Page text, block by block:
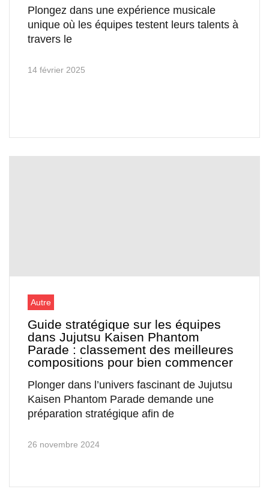
Plongez dans une expérience musicale
unique où les équipes testent leurs talents à
travers le
14 février 2025
Autre
Guide stratégique sur les équipes
dans Jujutsu Kaisen Phantom
Parade : classement des meilleures
compositions pour bien commencer
Plonger dans l’univers fascinant de Jujutsu
Kaisen Phantom Parade demande une
préparation stratégique afin de
26 novembre 2024